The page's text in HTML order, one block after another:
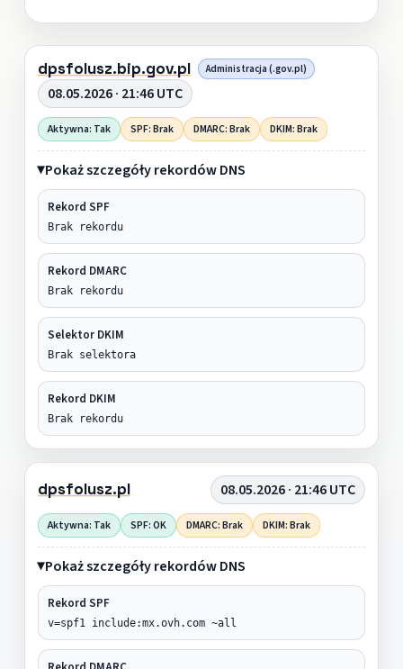
dpsfolusz.bip.gov.pl Administracja (.gov.pl)
08.05.2026 · 21:46 UTC
Aktywna: Tak SPF: Brak DMARC: Brak DKIM: Brak
Pokaż szczegóły rekordów DNS
Rekord SPF
Brak rekordu
Rekord DMARC
Brak rekordu
Selektor DKIM
Brak selektora
Rekord DKIM
Brak rekordu
dpsfolusz.pl 08.05.2026 · 21:46 UTC
Aktywna: Tak SPF: OK DMARC: Brak DKIM: Brak
Pokaż szczegóły rekordów DNS
Rekord SPF
v=spf1 include:mx.ovh.com ~all